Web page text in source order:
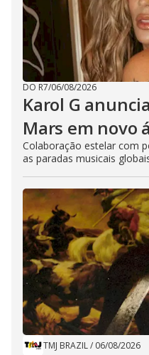
DO R7/06/08/2026
Karol G
Mars em novo
Colaboração estelar com
as paradas musicais
TMJ BRAZIL/ 06/08/2026